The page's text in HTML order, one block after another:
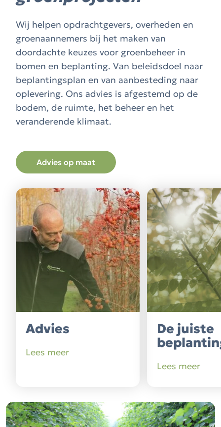
Wij helpen opdrachtgevers, overheden en
groenaannemers bij het maken van
doordachte keuzes voor groenbeheer in
bomen en beplanting. Van beleidsdoel naar
beplantingsplan en van aanbesteding naar
oplevering. Ons advies is afgestemd op de
bodem, de ruimte, het beheer en het
veranderende klimaat.
Advies op maat
Advies
Lees meer
De juiste
Lees meer